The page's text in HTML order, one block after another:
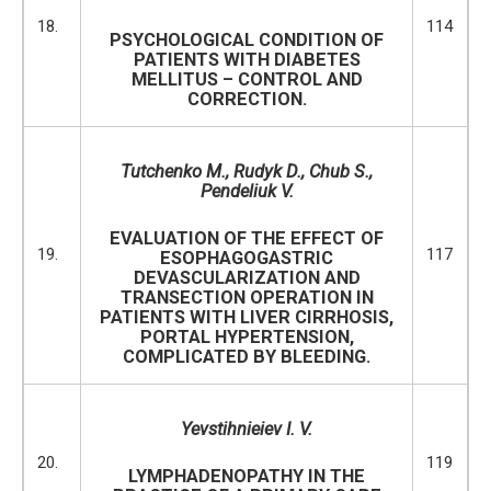
18.
PSYCHOLOGICAL CONDITION OF
PATIENTS WITH DIABETES
MELLITUS – CONTROL AND
CORRECTION.
114
19.
Tutchenko M., Rudyk D., Chub S.,
Pendeliuk V.
EVALUATION OF THE EFFECT OF
ESOPHAGOGASTRIC
DEVASCULARIZATION AND
TRANSECTION OPERATION IN
PATIENTS WITH LIVER CIRRHOSIS,
PORTAL HYPERTENSION,
COMPLICATED BY BLEEDING.
117
20.
Yevstihnieiev I. V.
LYMPHADENOPATHY IN THE
119